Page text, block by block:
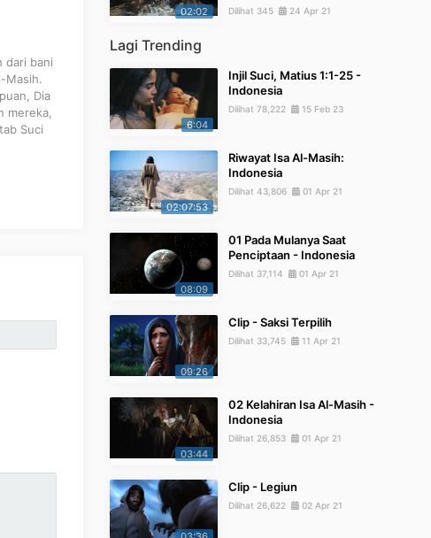
dari bani
Masih.
Dia
mereka,
Suci
02:02 Dilihat 345 24 Apr 21
Lagi Trending
6:04
Injil Suci, Matius 1:1-25 -
Indonesia
Dilihat 78,222 15 Feb 23
02:07:53
Riwayat Isa Al-Masih:
Indonesia
Dilihat 43,806 01 Apr 21
08:09
01 Pada Mulanya Saat
Penciptaan - Indonesia
Dilihat 37,114 01 Apr 21
09:26
Clip - Saksi Terpilih
Dilihat 33,745 11 Apr 21
03:44
02 Kelahiran Isa Al-Masih -
Indonesia
Dilihat 26,853 01 Apr 21
Clip - Legiun
Dilihat 26,622 02 Apr 21